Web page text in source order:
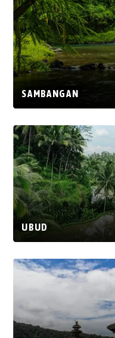
SAMBANGAN
UBUD